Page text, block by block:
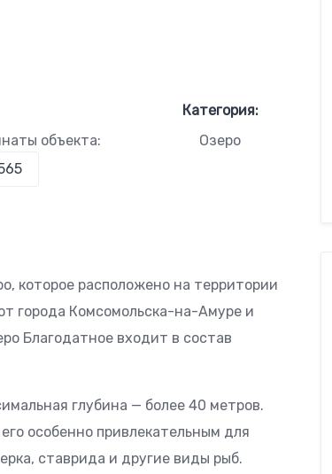
объекта:
Категория:
Озеро
которое расположено на территории
города Комсомольска-на-Амуре и
Благодатное входит в состав
глубина — более 40 метров.
особенно привлекательным для
ставрида и другие виды рыб.